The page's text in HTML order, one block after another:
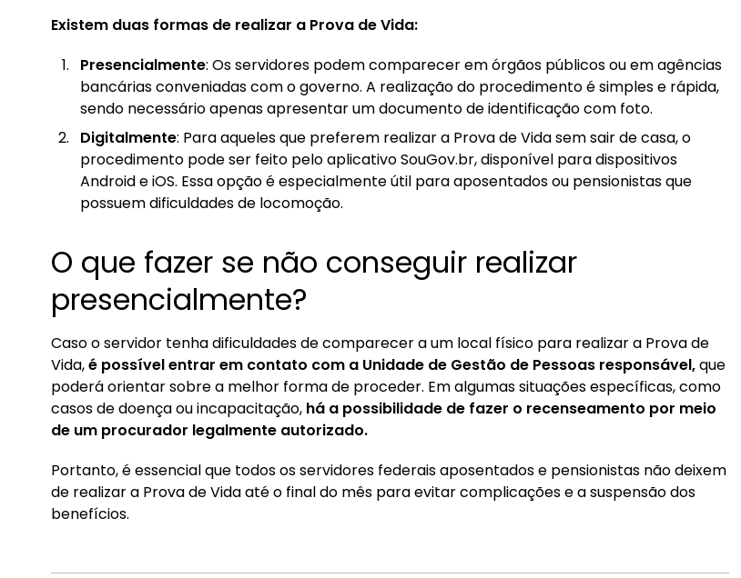
Existem duas formas de realizar a Prova de Vida:
Presencialmente: Os servidores podem comparecer em órgãos públicos ou em agências
bancárias conveniadas com o governo. A realização do procedimento é simples e rápida,
sendo necessário apenas apresentar um documento de identificação com foto.
Digitalmente: Para aqueles que preferem realizar a Prova de Vida sem sair de casa, o
procedimento pode ser feito pelo aplicativo SouGov.br, disponível para dispositivos
Android e iOS. Essa opção é especialmente útil para aposentados ou pensionistas que
possuem dificuldades de locomoção.
O que fazer se não conseguir realizar
presencialmente?
Caso o servidor tenha dificuldades de comparecer a um local físico para realizar a Prova de
Vida,é possível entrar em contato com a Unidade de Gestão de Pessoas responsável,que
poderá orientar sobre a melhor forma de proceder. Em algumas situações específicas, como
casos de doença ou incapacitação, há a possibilidade de fazer o recenseamento por meio
de um procurador legalmente autorizado.
Portanto, é essencial que todos os servidores federais aposentados e pensionistas não deixem
de realizar a Prova de Vida até o final do mês para evitar complicações e a suspensão dos
benefícios.